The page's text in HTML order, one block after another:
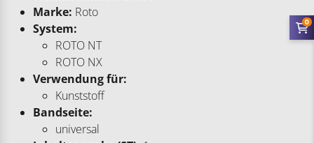
Marke: Roto
System:
ROTO NT
ROTO NX
Verwendung für:
Kunststoff
Bandseite:
universal
0